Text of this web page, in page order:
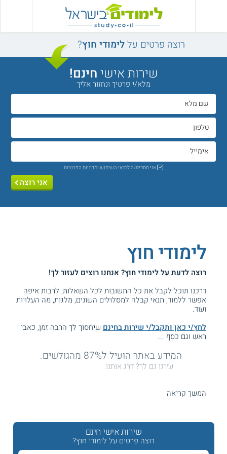
רוצה פרטים עללימודי חוץ?
שירות אישיחינם!
מלא/י פרטיך ונחזור אליך
אני מסכים/הלתנאי השימוש ומדיניות הפרטיות
אני רוצה
לימודי חוץ
רוצה לדעת עללימודי חוץ? אנחנו רוצים לעזור לך!
דרכנו תוכל לקבל את כל התשובות לכל השאלות, לרבות איפה
אפשר ללמוד, תנאי קבלה למסלולים השונים, מלגות, מה העלויות
ועוד.
לחץ/י כאן ותקבל/י שירות בחינם שיחסוך לך הרבה זמן, כאבי
ראש וגם כסף ...
המידע באתר הועיל ל87% מהגולשים.
עזרנו גם לך? דרג אותנו:
היחידות ללימודי חוץ במוסדות הלימוד השונים נותנות מענה
לביקוש באוכלוסייה ללימודי הכנה, התפתחות מקצועית והעשרה
אישית. יחידות אלה לרוב מתבססות על המשאבים והתשתיות
המשך קריאה
שירות אישי חינם
רוצה פרטים על לימודי חוץ?